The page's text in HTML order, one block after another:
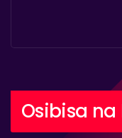
Osibisa na